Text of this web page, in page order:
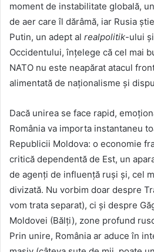
moment de instabilitate globală,
de aer care îl dărâmă, iar Rusia
Putin, un adept al realpolitik-ului
Occidentului, înțelege că cel mai
NATO nu este neapărat atacul
alimentată de naționalisme și
Dacă unirea se face rapid,
România va importa instantaneu
Republicii Moldova: o economie
critică dependentă de Est, un
de agenți de influență ruși și, cel
divizată. Nu vorbim doar despre
vom trata separat), ci și despre
Moldovei (Bălți), zone profund
Prin unire, România ar aduce în